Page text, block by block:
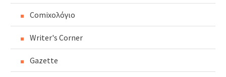
Comixoλόγιο
Writer's Corner
Gazette